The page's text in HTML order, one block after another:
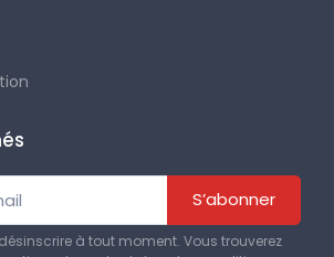
S’abonner
à tout moment. Vous trouverez